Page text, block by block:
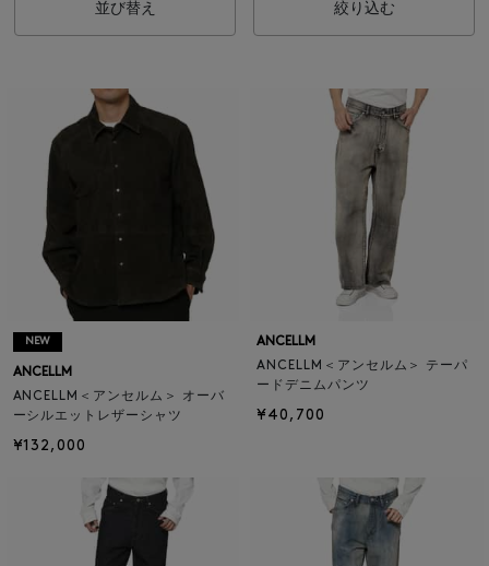
並び替え 絞り込む
NEW
ANCELLM
ANCELLM＜アンセルム＞ オーバ
ーシルエットレザーシャツ
¥132,000
ANCELLM
ANCELLM＜アンセルム＞ テーパ
ードデニムパンツ
¥40,700